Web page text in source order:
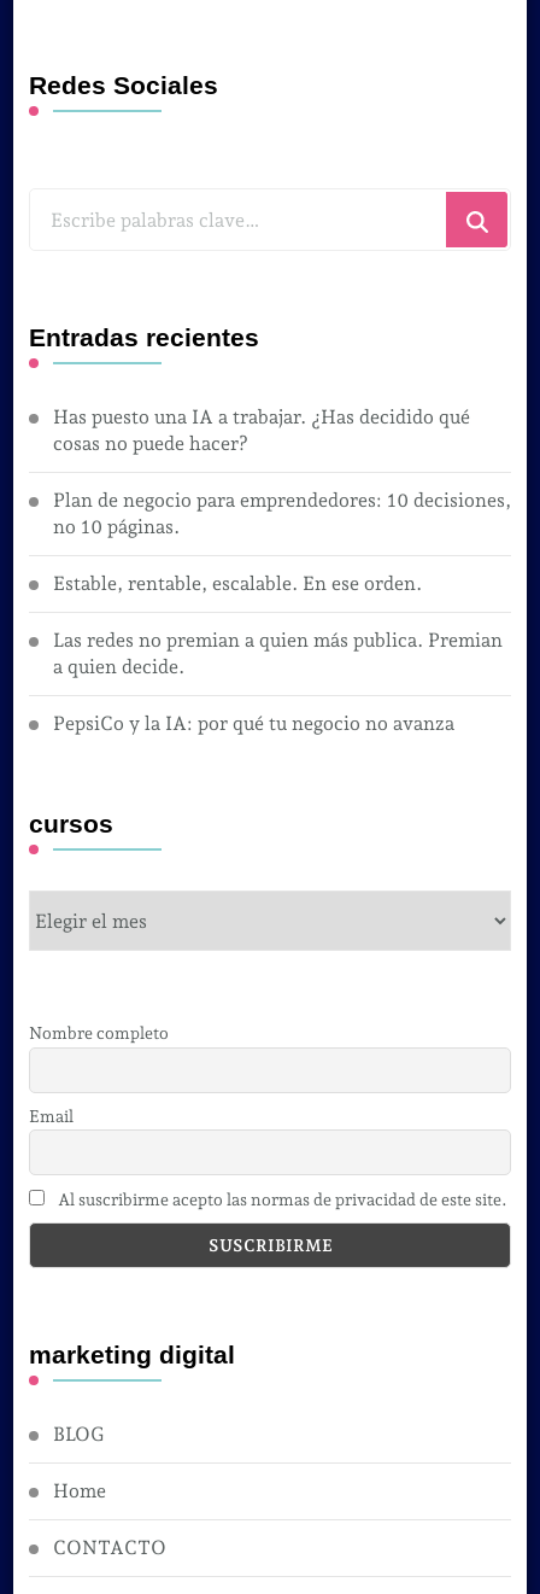
Redes Sociales
Entradas recientes
Has puesto una IA a trabajar. ¿Has decidido qué
cosas no puede hacer?
Plan de negocio para emprendedores: 10 decisiones,
no 10 páginas.
Estable, rentable, escalable. En ese orden.
Las redes no premian a quien más publica. Premian
a quien decide.
PepsiCo y la IA: por qué tu negocio no avanza
cursos
Nombre completo
Email
Al suscribirme acepto las normas de privacidad de este site.
marketing digital
BLOG
Home
CONTACTO